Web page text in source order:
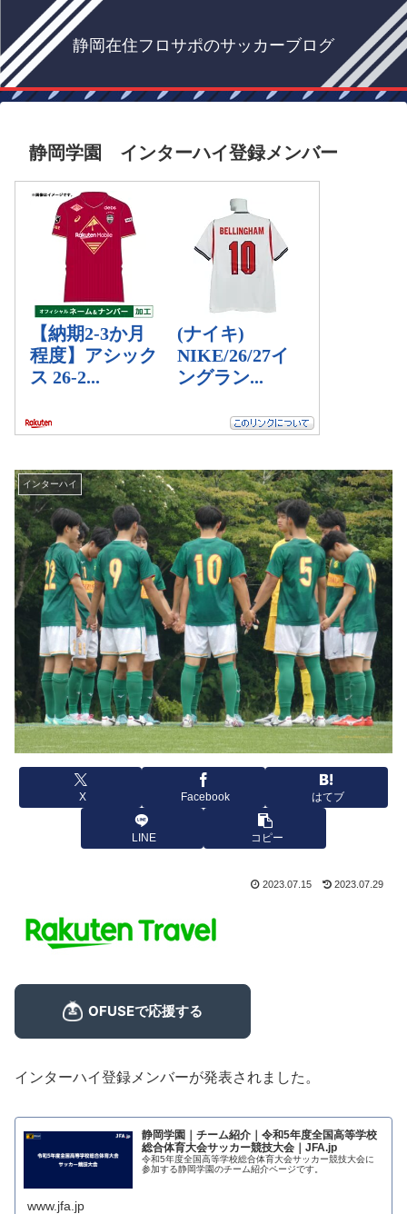
静岡在住フロサポのサッカーブログ
静岡学園 インターハイ登録メンバー
インターハイ
X Facebook はてブ
LINE コピー
2023.07.15 2023.07.29
インターハイ登録メンバーが発表されました。
静岡学園｜チーム紹介｜令和5年度全国高等学校
総合体育大会サッカー競技大会｜JFA.jp
令和5年度全国高等学校総合体育大会サッカー競技大会に
参加する静岡学園のチーム紹介ページです。
www.jfa.jp